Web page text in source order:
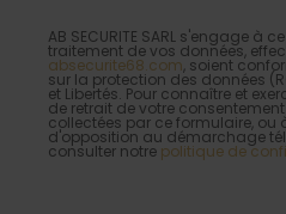
AB SECURITE SARL s'engage à
traitement de vos données,
absecurite68.com, soient
sur la protection des données
et Libertés. Pour connaître et
de retrait de votre
collectées par ce formulaire, ou
d'opposition au démarchage
consulter notre politique de